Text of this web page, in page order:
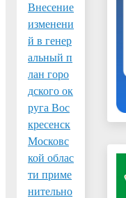
Внесение
изменени
й в генер
альный п
лан горо
дского ок
руга Вос
кресенск
Московс
кой облас
ти приме
нительно